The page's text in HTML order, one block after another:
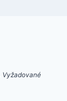
Vyžadované